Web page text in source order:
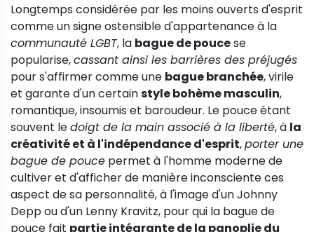
Longtemps considérée par les moins ouverts d'esprit
comme un signe ostensible d'appartenance à la
communauté LGBT, la bague de poucese
popularise,cassant ainsi les barrières des préjugés
pour s'affirmer comme une bague branchée, virile
et garante d'un certainstyle bohème masculin,
romantique, insoumis et baroudeur. Le pouce étant
souvent ledoigt de la main associé à la liberté, à la
créativité et à l'indépendance d'esprit,porter une
bague de pouce permet à l'homme moderne de
cultiver et d'afficher de manière inconsciente ces
aspect de sa personnalité, à l'image d'un Johnny
Depp ou d'un Lenny Kravitz, pour qui la bague de
pouce fait partie intégrante de la panoplie du